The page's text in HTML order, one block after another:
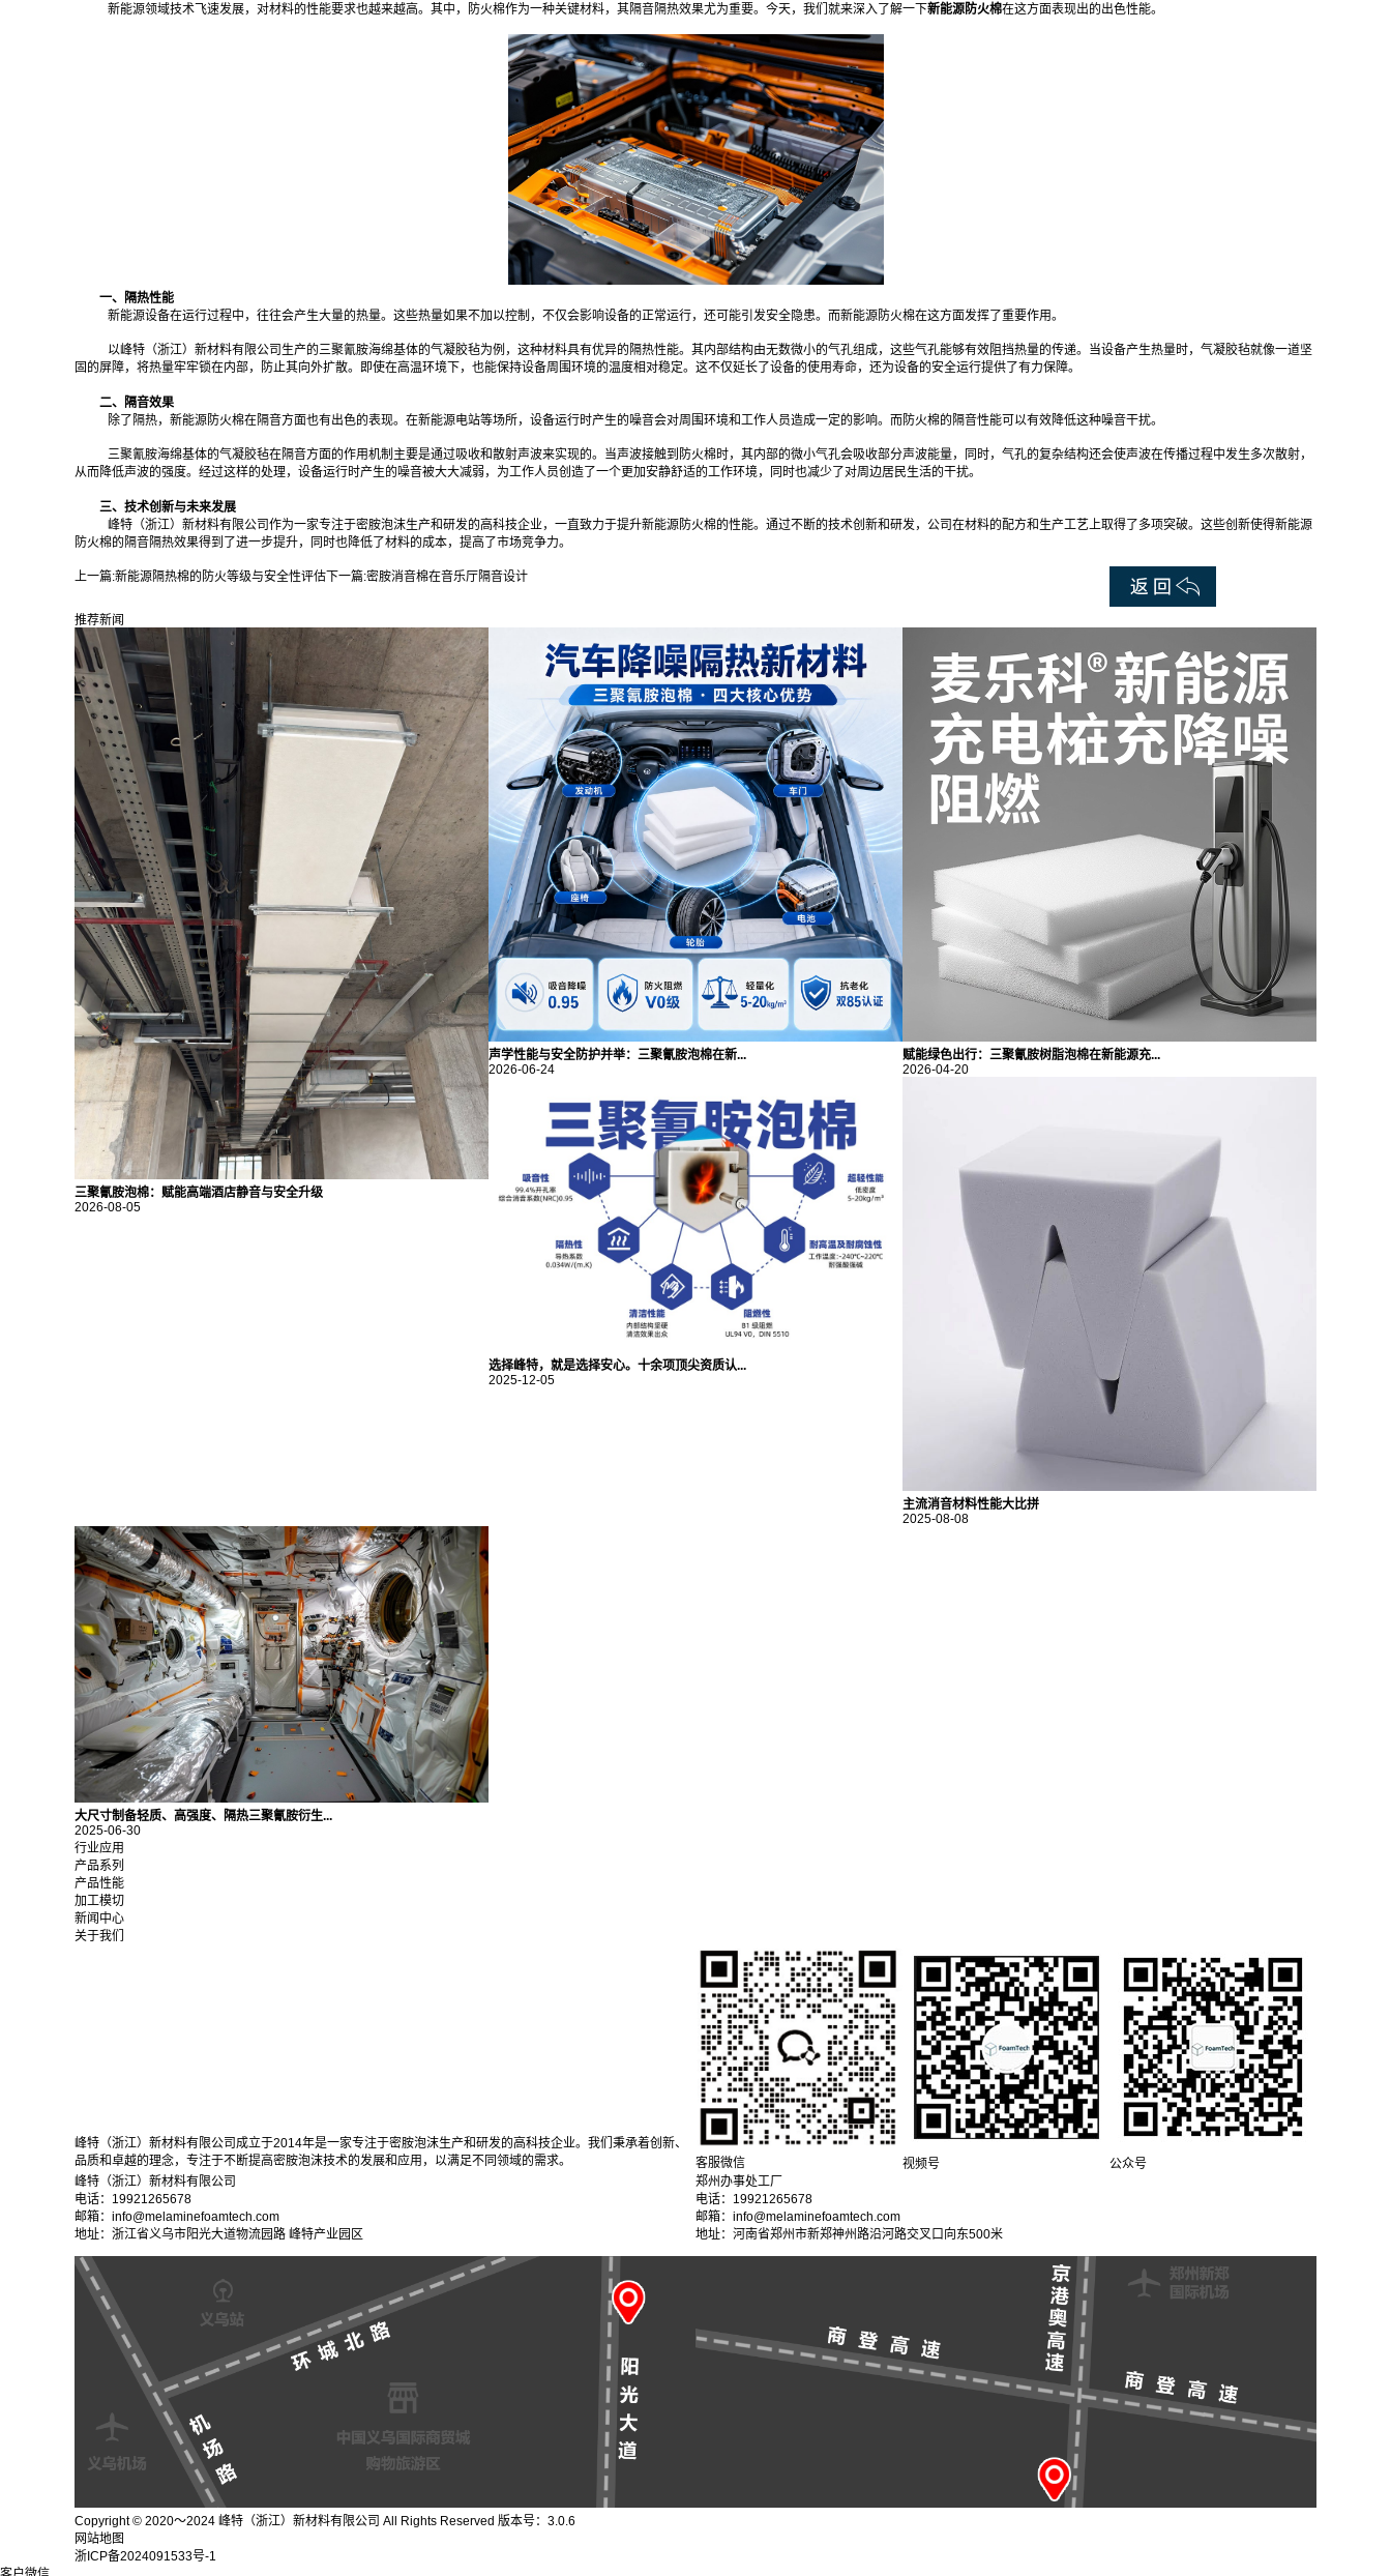
新能源领域技术飞速发展，对材料的性能要求也越来越高。其中，防火棉作为一种关键材料，其隔音隔热效果尤为重要。今天，我们就来深入了解一下新能源防火棉在这方面表现出的出色性能。
一、隔热性能
新能源设备在运行过程中，往往会产生大量的热量。这些热量如果不加以控制，不仅会影响设备的正常运行，还可能引发安全隐患。而新能源防火棉在这方面发挥了重要作用。
以峰特（浙江）新材料有限公司生产的三聚氰胺海绵基体的气凝胶毡为例，这种材料具有优异的隔热性能。其内部结构由无数微小的气孔组成，这些气孔能够有效阻挡热量的传递。当设备产生热量时，气凝胶毡就像一道坚
固的屏障，将热量牢牢锁在内部，防止其向外扩散。即使在高温环境下，也能保持设备周围环境的温度相对稳定。这不仅延长了设备的使用寿命，还为设备的安全运行提供了有力保障。
二、隔音效果
除了隔热，新能源防火棉在隔音方面也有出色的表现。在新能源电站等场所，设备运行时产生的噪音会对周围环境和工作人员造成一定的影响。而防火棉的隔音性能可以有效降低这种噪音干扰。
三聚氰胺海绵基体的气凝胶毡在隔音方面的作用机制主要是通过吸收和散射声波来实现的。当声波接触到防火棉时，其内部的微小气孔会吸收部分声波能量，同时，气孔的复杂结构还会使声波在传播过程中发生多次散射，
从而降低声波的强度。经过这样的处理，设备运行时产生的噪音被大大减弱，为工作人员创造了一个更加安静舒适的工作环境，同时也减少了对周边居民生活的干扰。
三、技术创新与未来发展
峰特（浙江）新材料有限公司作为一家专注于密胺泡沫生产和研发的高科技企业，一直致力于提升新能源防火棉的性能。通过不断的技术创新和研发，公司在材料的配方和生产工艺上取得了多项突破。这些创新使得新能源
防火棉的隔音隔热效果得到了进一步提升，同时也降低了材料的成本，提高了市场竞争力。
上一篇:新能源隔热棉的防火等级与安全性评估 下一篇:密胺消音棉在音乐厅隔音设计
推荐新闻
三聚氰胺泡棉：赋能高端酒店静音与安全升级
2026-08-05
声学性能与安全防护并举：三聚氰胺泡棉在新...
2026-06-24
赋能绿色出行：三聚氰胺树脂泡棉在新能源充...
2026-04-20
选择峰特，就是选择安心。十余项顶尖资质认...
2025-12-05
主流消音材料性能大比拼
2025-08-08
大尺寸制备轻质、高强度、隔热三聚氰胺衍生...
2025-06-30
行业应用
产品系列
产品性能
加工模切
新闻中心
关于我们
峰特（浙江）新材料有限公司成立于2014年是一家专注于密胺泡沫生产和研发的高科技企业。我们秉承着创新、
品质和卓越的理念，专注于不断提高密胺泡沫技术的发展和应用，以满足不同领域的需求。
客服微信 视频号
公众号
峰特（浙江）新材料有限公司
电话：19921265678
邮箱：info@melaminefoamtech.com
地址：浙江省义乌市阳光大道物流园路 峰特产业园区
郑州办事处工厂
电话：19921265678
邮箱：info@melaminefoamtech.com
地址：河南省郑州市新郑神州路沿河路交叉口向东500米
Copyright © 2020～2024 峰特（浙江）新材料有限公司 All Rights Reserved 版本号：3.0.6
网站地图
浙ICP备2024091533号-1